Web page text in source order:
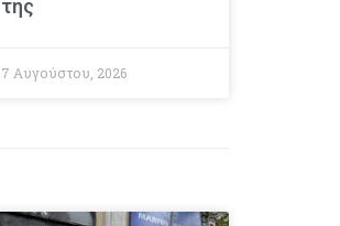
της
7 Αυγούστου, 2026